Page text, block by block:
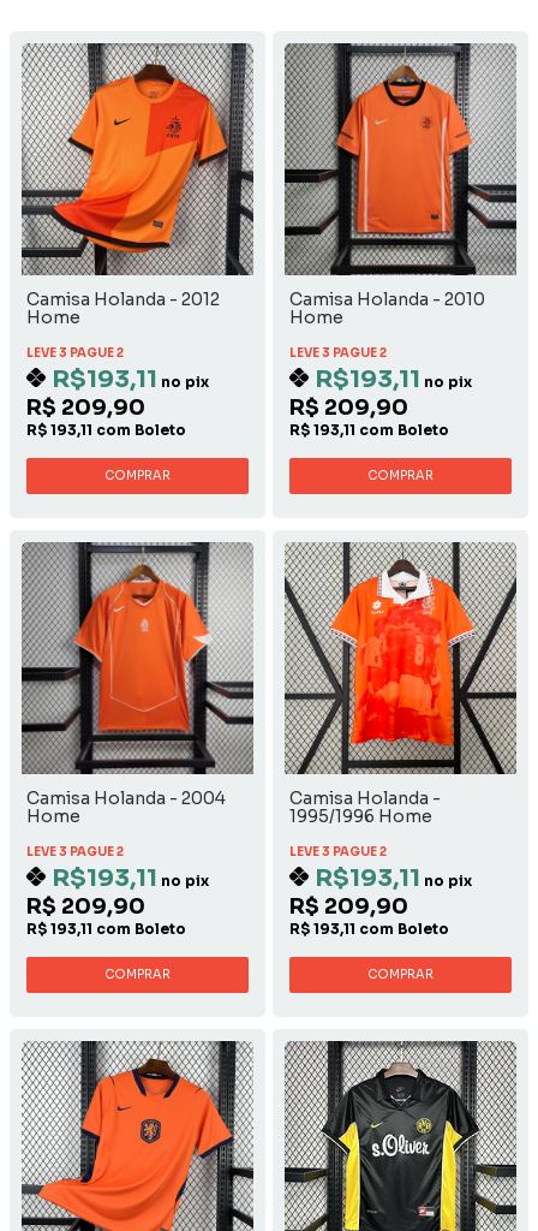
Camisa Holanda - 2012
Home
LEVE 3 PAGUE 2
R$193,11 no pix
R$ 209,90
R$ 193,11 com Boleto
COMPRAR
Camisa Holanda - 2010
Home
LEVE 3 PAGUE 2
R$193,11 no pix
R$ 209,90
R$ 193,11 com Boleto
COMPRAR
Camisa Holanda - 2004
Home
LEVE 3 PAGUE 2
R$193,11 no pix
R$ 209,90
R$ 193,11 com Boleto
COMPRAR
Camisa Holanda -
1995/1996 Home
LEVE 3 PAGUE 2
R$193,11 no pix
R$ 209,90
R$ 193,11 com Boleto
COMPRAR